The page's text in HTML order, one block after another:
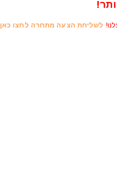
לשליחת הצעה מתחרה לחצו כאן